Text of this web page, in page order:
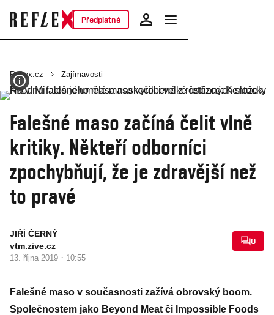
Předplatné
Reflex.cz Zajímavosti
Falešné maso začíná čelit vlně
kritiky. Někteří odborníci
zpochybňují, že je zdravější než
to pravé
JIŘÍ ČERNÝ
vtm.zive.cz
13. října 2019 · 10:55
0
Falešné maso v současnosti zažívá obrovský boom.
Společnostem jako Beyond Meat či Impossible Foods